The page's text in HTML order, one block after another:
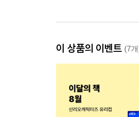
이 상품의 이벤트 (7